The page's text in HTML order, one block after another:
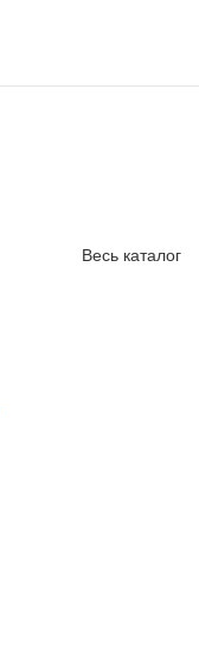
Весь каталог